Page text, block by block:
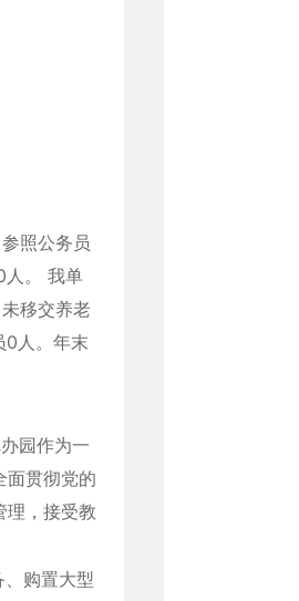
照公务员
人。 我单
移交养老
0人。年末
园作为一
面贯彻党的
理，接受教
购置大型